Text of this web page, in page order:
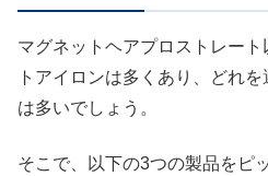
マグネットヘアプロストレー
トアイロンは多くあり、どれ
は多いでしょう。
そこで、以下の3つの製品をピ